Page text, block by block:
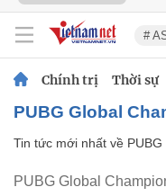
#
Chính trị Thời sự
PUBG Global
Tin tức mới nhất về
PUBG Global